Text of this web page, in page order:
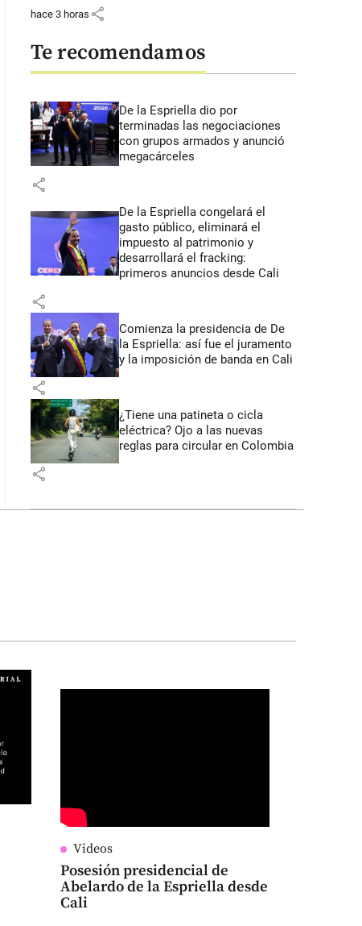
hace 3 horas share
Te recomendamos
De la Espriella dio por
terminadas las negociaciones
con grupos armados y anunció
megacárceles
share
De la Espriella congelará el
gasto público, eliminará el
impuesto al patrimonio y
desarrollará el fracking:
primeros anuncios desde Cali
share
Comienza la presidencia de De
la Espriella: así fue el juramento
y la imposición de banda en Cali
share
¿Tiene una patineta o cicla
eléctrica? Ojo a las nuevas
reglas para circular en Colombia
share
Videos
Posesión presidencial de
Abelardo de la Espriella desde
Cali